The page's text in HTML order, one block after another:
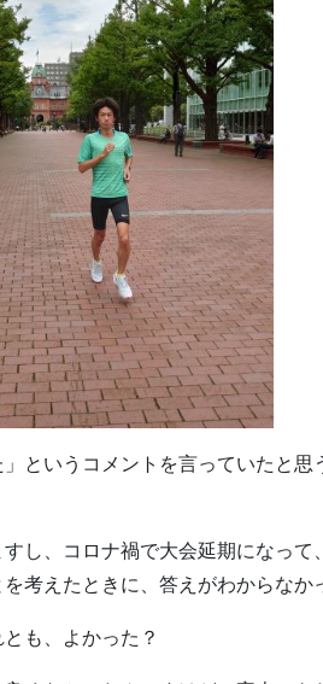
というコメントを言っていたと思
し、コロナ禍で大会延期になって
考えたときに、答えがわからなか
も、よかった？